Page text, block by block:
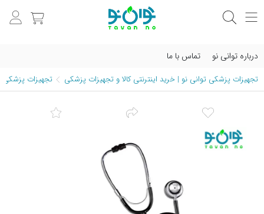
درباره توانی نو تماس با ما
تجهیزات پزشکی توانی نو | خرید اینترنتی کالا و تجهیزات پزشکی تجهیزات پزشکی